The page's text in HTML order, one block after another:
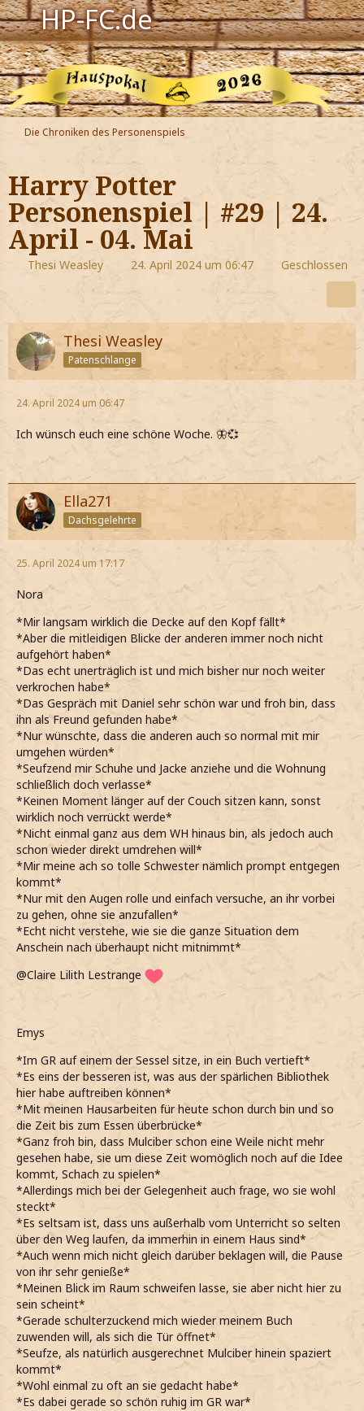
HP-FC.de
Navigation
Harry Potter
Der HP-FC
Hogwarts
Zauberwelt
Willkommen
Jetzt Fanclub-Mitglied werden!
Die Chroniken des Personenspiels
Harry Potter
Personenspiel | #29 | 24.
April - 04. Mai
Thesi Weasley 24. April 2024 um 06:47 Geschlossen
Thesi Weasley
Patenschlange
24. April 2024 um 06:47
Ich wünsch euch eine schöne Woche. 🦋💞
Ella271
Dachsgelehrte
25. April 2024 um 17:17
Nora
*Mir langsam wirklich die Decke auf den Kopf fällt*
*Aber die mitleidigen Blicke der anderen immer noch nicht
aufgehört haben*
*Das echt unerträglich ist und mich bisher nur noch weiter
verkrochen habe*
*Das Gespräch mit Daniel sehr schön war und froh bin, dass
ihn als Freund gefunden habe*
*Nur wünschte, dass die anderen auch so normal mit mir
umgehen würden*
*Seufzend mir Schuhe und Jacke anziehe und die Wohnung
schließlich doch verlasse*
*Keinen Moment länger auf der Couch sitzen kann, sonst
wirklich noch verrückt werde*
*Nicht einmal ganz aus dem WH hinaus bin, als jedoch auch
schon wieder direkt umdrehen will*
*Mir meine ach so tolle Schwester nämlich prompt entgegen
kommt*
*Nur mit den Augen rolle und einfach versuche, an ihr vorbei
zu gehen, ohne sie anzufallen*
*Echt nicht verstehe, wie sie die ganze Situation dem
Anschein nach überhaupt nicht mitnimmt*
@Claire Lilith Lestrange
Emys
*Im GR auf einem der Sessel sitze, in ein Buch vertieft*
*Es eins der besseren ist, was aus der spärlichen Bibliothek
hier habe auftreiben können*
*Mit meinen Hausarbeiten für heute schon durch bin und so
die Zeit bis zum Essen überbrücke*
*Ganz froh bin, dass Mulciber schon eine Weile nicht mehr
gesehen habe, sie um diese Zeit womöglich noch auf die Idee
kommt, Schach zu spielen*
*Allerdings mich bei der Gelegenheit auch frage, wo sie wohl
steckt*
*Es seltsam ist, dass uns außerhalb vom Unterricht so selten
über den Weg laufen, da immerhin in einem Haus sind*
*Auch wenn mich nicht gleich darüber beklagen will, die Pause
von ihr sehr genieße*
*Meinen Blick im Raum schweifen lasse, sie aber nicht hier zu
sein scheint*
*Gerade schulterzuckend mich wieder meinem Buch
zuwenden will, als sich die Tür öffnet*
*Seufze, als natürlich ausgerechnet Mulciber hinein spaziert
kommt*
*Wohl einmal zu oft an sie gedacht habe*
*Es dabei gerade so schön ruhig im GR war*